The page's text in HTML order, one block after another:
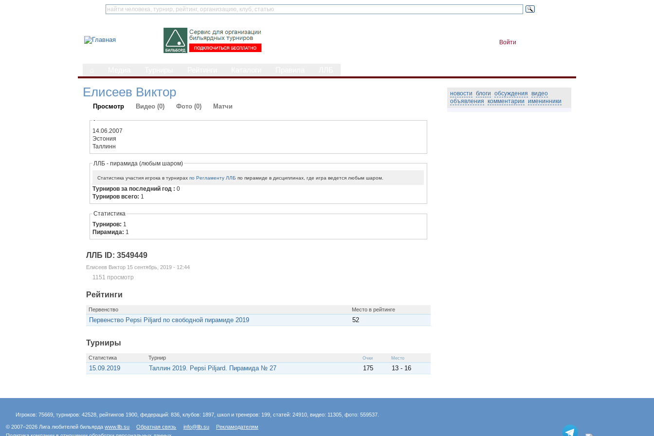
Войти
Елисеев Виктор
Просмотр Видео (0) Фото (0) Матчи
-
14.06.2007
Эстония
Таллинн
ЛЛБ - пирамида (любым шаром)
Статистика участия игрока в турнирахпо Регламенту ЛЛБ по пирамиде в дисциплинах, где игра ведется любым шаром.
Турниров за последний год :0
Турниров всего: 1
Статистика
Турниров: 1
Пирамида: 1
ЛЛБ ID: 3549449
Елисеев Виктор 15 сентябрь, 2019 - 12:44
1151 просмотр
Рейтинги
Первенство Место в рейтинге
Первенство Pepsi Piljard по свободной пирамиде 2019 52
Турниры
Статистика Турнир Очки Место
15.09.2019 Таллин 2019. Pepsi Piljard. Пирамида № 27 175 13 - 16
новости блоги обсуждения видео
объявления комментарии именинники
Игроков: 75669, турниров: 42528, рейтингов 1900, федераций: 836, клубов: 1897, школ и тренеров: 199, статей: 24910, видео: 11305, фото: 559537.
© 2007–2026 Лига любителей бильярдаwww.llb.su Обратная связь info@llb.su
Рекламодателям